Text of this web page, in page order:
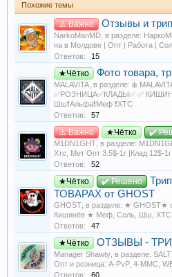
Похожие темы
⚠️ Важно Отзывы и
NarkoManMD , в разделе:
на в Молдове | Опт | Работа |
Ответов:
15
★Чётко Фото товара,
MALAVITA , в разделе: ❄️
✅РОЗНИЦА✅КЛАДЫ✅ ✅
Шш❗️Альфа❗️Меф ❗️ХТС
Ответов:
57
⚠️ Важно ★Чётко ✔️
M1DN1GHT , в разделе:
Хтс, Мет Опт 3.5$-1г |Клад 12$-
Ответов:
52
★Чётко ✔️ Решено
ТОВАРАХ от GHOST
GHOST , в разделе: ★ GHOST★
Кишинёв ★ Меф, Соль, Шш, ХТС,
Ответов:
47
★Чётко ОТЗЫВЫ -
Manager Shawty , в разделе:
Опт и розница: A-PvP, 4-MMC,
Ответов:
60